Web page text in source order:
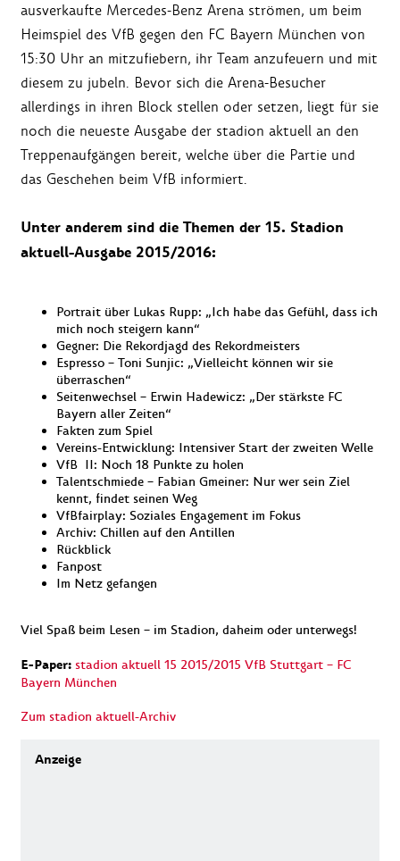
ausverkaufte Mercedes-Benz Arena strömen, um beim
Heimspiel des VfB gegen den FC Bayern München von
15:30 Uhr an mitzufiebern, ihr Team anzufeuern und mit
diesem zu jubeln. Bevor sich die Arena-Besucher
allerdings in ihren Block stellen oder setzen, liegt für sie
noch die neueste Ausgabe der stadion aktuell an den
Treppenaufgängen bereit, welche über die Partie und
das Geschehen beim VfB informiert.
Unter anderem sind die Themen der 15. Stadion
aktuell-Ausgabe 2015/2016:
Portrait über Lukas Rupp: „Ich habe das Gefühl, dass ich
mich noch steigern kann“
Gegner: Die Rekordjagd des Rekordmeisters
Espresso – Toni Sunjic: „Vielleicht können wir sie
überraschen“
Seitenwechsel – Erwin Hadewicz: „Der stärkste FC
Bayern aller Zeiten“
Fakten zum Spiel
Vereins-Entwicklung: Intensiver Start der zweiten Welle
VfB II: Noch 18 Punkte zu holen
Talentschmiede – Fabian Gmeiner: Nur wer sein Ziel
kennt, findet seinen Weg
VfBfairplay: Soziales Engagement im Fokus
Archiv: Chillen auf den Antillen
Rückblick
Fanpost
Im Netz gefangen
Viel Spaß beim Lesen – im Stadion, daheim oder unterwegs!
E-Paper: stadion aktuell 15 2015/2015 VfB Stuttgart – FC
Bayern München
Zum stadion aktuell-Archiv